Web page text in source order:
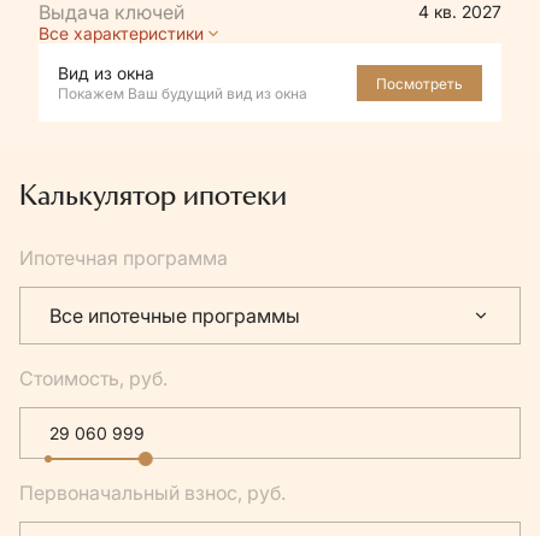
4 кв. 2027
Все характеристики
Вид из окна
Покажем Ваш будущий вид из окна
Посмотреть
Калькулятор ипотеки
Ипотечная программа
Все ипотечные программы
Стоимость, руб.
Первоначальный взнос, руб.